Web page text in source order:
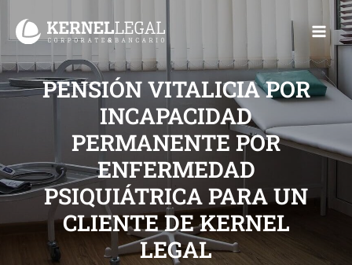
Main
PENSIÓN VITALICIA POR
INCAPACIDAD
PERMANENTE POR
ENFERMEDAD
PSIQUIÁTRICA PARA UN
CLIENTE DE KERNEL
LEGAL